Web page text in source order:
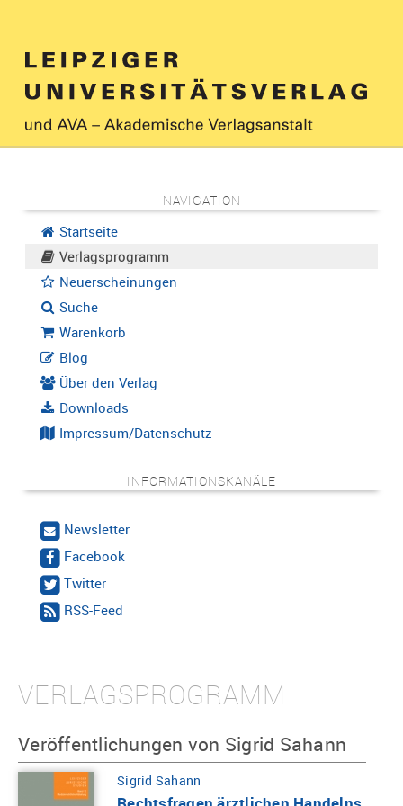
NAVIGATION
Startseite
Verlagsprogramm
Neuerscheinungen
Suche
Warenkorb
Blog
Über den Verlag
Downloads
Impressum/Datenschutz
INFORMATIONSKANÄLE
Newsletter
Facebook
Twitter
RSS-Feed
VERLAGSPROGRAMM
Veröffentlichungen von Sigrid Sahann
Sigrid Sahann